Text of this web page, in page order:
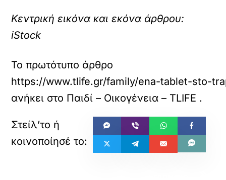
Κεντρική εικόνα και εκόνα άρθρου:
iStock
Το πρωτότυπο άρθρο
https://www.tlife.gr/family/ena-tablet-sto-
ανήκει στο Παιδί – Οικογένεια – TLIFE .